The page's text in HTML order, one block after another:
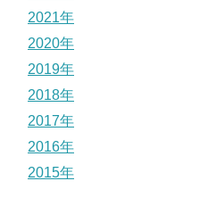
2021年
2020年
2019年
2018年
2017年
2016年
2015年